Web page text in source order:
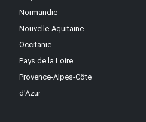
Normandie
Nouvelle-Aquitaine
Occitanie
Pays de la Loire
Provence-Alpes-Côte
d'Azur